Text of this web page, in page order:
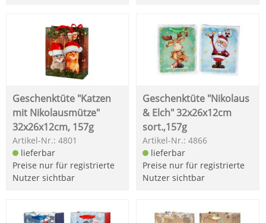
Geschenktüte "Katzen
mit Nikolausmütze"
32x26x12cm, 157g
Artikel-Nr.: 4801
lieferbar
Preise nur für registrierte
Nutzer sichtbar
Geschenktüte "Nikolaus
& Elch" 32x26x12cm
sort.,157g
Artikel-Nr.: 4866
lieferbar
Preise nur für registrierte
Nutzer sichtbar